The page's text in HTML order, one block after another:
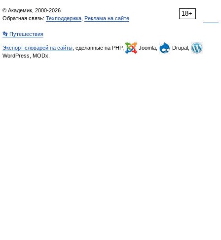
18+
© Академик, 2000-2026
Обратная связь: Техподдержка Реклама на сайте
👣 Путешествия
Экспорт словарей на сайты , сделанные на PHP, Joomla,
Drupal,
WordPress, MODx.